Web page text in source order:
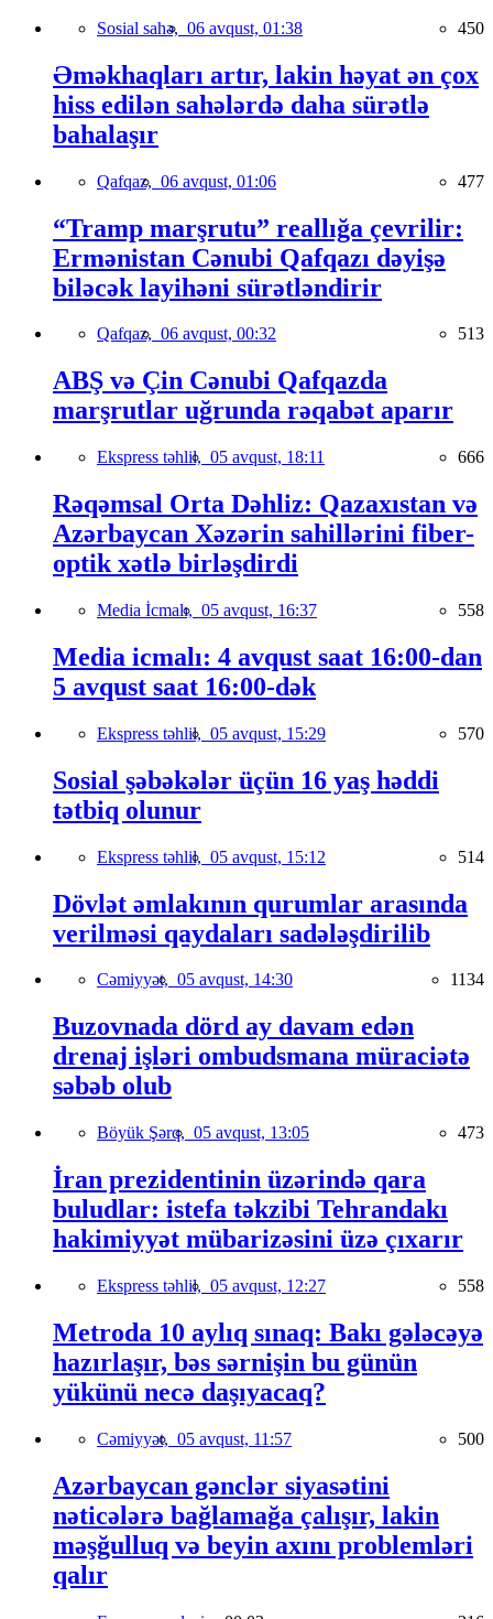
Sosial sahə, 06 avqust, 01:38 450
Əməkhaqları artır, lakin həyat ən çox
hiss edilən sahələrdə daha sürətlə
bahalaşır
Qafqaz, 06 avqust, 01:06 477
“Tramp marşrutu” reallığa çevrilir:
Ermənistan Cənubi Qafqazı dəyişə
biləcək layihəni sürətləndirir
Qafqaz, 06 avqust, 00:32 513
ABŞ və Çin Cənubi Qafqazda
marşrutlar uğrunda rəqabət aparır
Ekspress təhlil, 05 avqust, 18:11 666
Rəqəmsal Orta Dəhliz: Qazaxıstan və
Azərbaycan Xəzərin sahillərini fiber-
optik xətlə birləşdirdi
Media İcmalı, 05 avqust, 16:37 558
Media icmalı: 4 avqust saat 16:00-dan
5 avqust saat 16:00-dək
Ekspress təhlil, 05 avqust, 15:29 570
Sosial şəbəkələr üçün 16 yaş həddi
tətbiq olunur
Ekspress təhlil, 05 avqust, 15:12 514
Dövlət əmlakının qurumlar arasında
verilməsi qaydaları sadələşdirilib
Cəmiyyət, 05 avqust, 14:30 1134
Buzovnada dörd ay davam edən
drenaj işləri ombudsmana müraciətə
səbəb olub
Böyük Şərq, 05 avqust, 13:05 473
İran prezidentinin üzərində qara
buludlar: istefa təkzibi Tehrandakı
hakimiyyət mübarizəsini üzə çıxarır
Ekspress təhlil, 05 avqust, 12:27 558
Metroda 10 aylıq sınaq: Bakı gələcəyə
hazırlaşır, bəs sərnişin bu günün
yükünü necə daşıyacaq?
Cəmiyyət, 05 avqust, 11:57 500
Azərbaycan gənclər siyasətini
nəticələrə bağlamağa çalışır, lakin
məşğulluq və beyin axını problemləri
qalır